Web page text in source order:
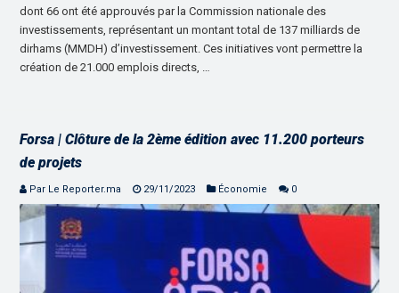
dont 66 ont été approuvés par la Commission nationale des
investissements, représentant un montant total de 137 milliards de
dirhams (MMDH) d’investissement. Ces initiatives vont permettre la
création de 21.000 emplois directs, …
Forsa | Clôture de la 2ème édition avec 11.200 porteurs
de projets
Par Le Reporter.ma 29/11/2023 Économie 0